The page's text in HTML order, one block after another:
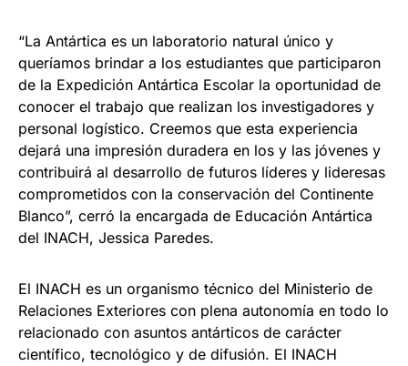
“La Antártica es un laboratorio natural único y
queríamos brindar a los estudiantes que participaron
de la Expedición Antártica Escolar la oportunidad de
conocer el trabajo que realizan los investigadores y
personal logístico. Creemos que esta experiencia
dejará una impresión duradera en los y las jóvenes y
contribuirá al desarrollo de futuros líderes y lideresas
comprometidos con la conservación del Continente
Blanco”, cerró la encargada de Educación Antártica
del INACH, Jessica Paredes.
El INACH es un organismo técnico del Ministerio de
Relaciones Exteriores con plena autonomía en todo lo
relacionado con asuntos antárticos de carácter
científico, tecnológico y de difusión. El INACH